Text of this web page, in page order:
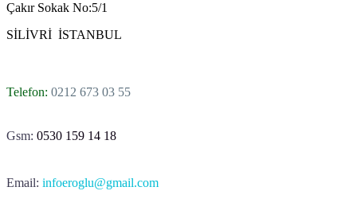
Çakır Sokak No:5/1
SİLİVRİ İSTANBUL
Telefon: 0212 673 03 55
Gsm: 0530 159 14 18
Email: infoeroglu@gmail.com